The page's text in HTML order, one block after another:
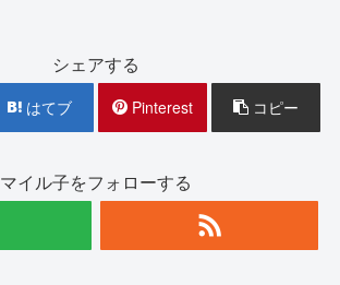
シェアする
はてブ Pinterest コピー
マイル子をフォローする